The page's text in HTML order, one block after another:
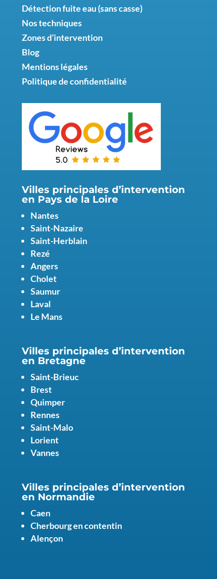
Détection fuite eau (sans casse)
Nos techniques
Zones d’intervention
Blog
Mentions légales
Politique de confidentialité
Villes principales d’intervention
en Pays de la Loire
Nantes
Saint-Nazaire
Saint-Herblain
Rezé
Angers
Cholet
Saumur
Laval
Le Mans
Villes principales d’intervention
en Bretagne
Saint-Brieuc
Brest
Quimper
Rennes
Saint-Malo
Lorient
Vannes
Villes principales d’intervention
en Normandie
Caen
Cherbourg en contentin
Alençon